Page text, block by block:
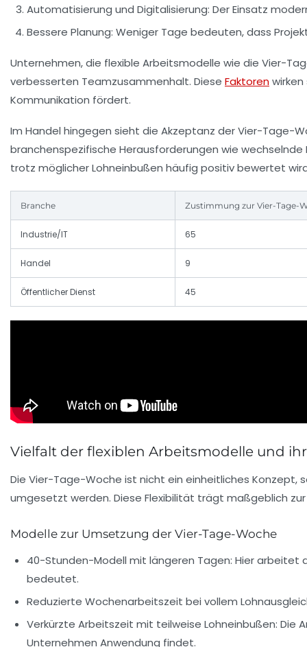
Automatisierung und Digitalisierung: Der Einsatz
Bessere Planung: Weniger Tage bedeuten, dass
Unternehmen, die flexible Arbeitsmodelle wie die Vier-
verbesserten Teamzusammenhalt. Diese Faktoren
Kommunikation fördert.
Im Handel hingegen sieht die Akzeptanz der Vier-Tage-
branchenspezifische Herausforderungen wie
trotz möglicher Lohneinbußen häufig positiv bewertet
Branche Zustimmung zur Vier-Tage-
Industrie/IT 65
Handel 9
Öffentlicher Dienst 45
Vielfalt der flexiblen Arbeitsmodelle und
Die Vier-Tage-Woche ist nicht ein einheitliches Konzept,
umgesetzt werden. Diese Flexibilität trägt maßgeblich
Modelle zur Umsetzung der Vier-Tage-Woche
40-Stunden-Modell mit längeren Tagen: Hier arbeitet
bedeutet.
Reduzierte Wochenarbeitszeit bei vollem
Verkürzte Arbeitszeit mit teilweise Lohneinbußen: Die
Unternehmen Anwendung findet.